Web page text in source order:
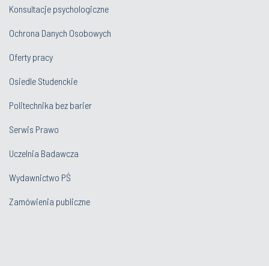
Konsultacje psychologiczne
Ochrona Danych Osobowych
Oferty pracy
Osiedle Studenckie
Politechnika bez barier
Serwis Prawo
Uczelnia Badawcza
Wydawnictwo PŚ
Zamówienia publiczne